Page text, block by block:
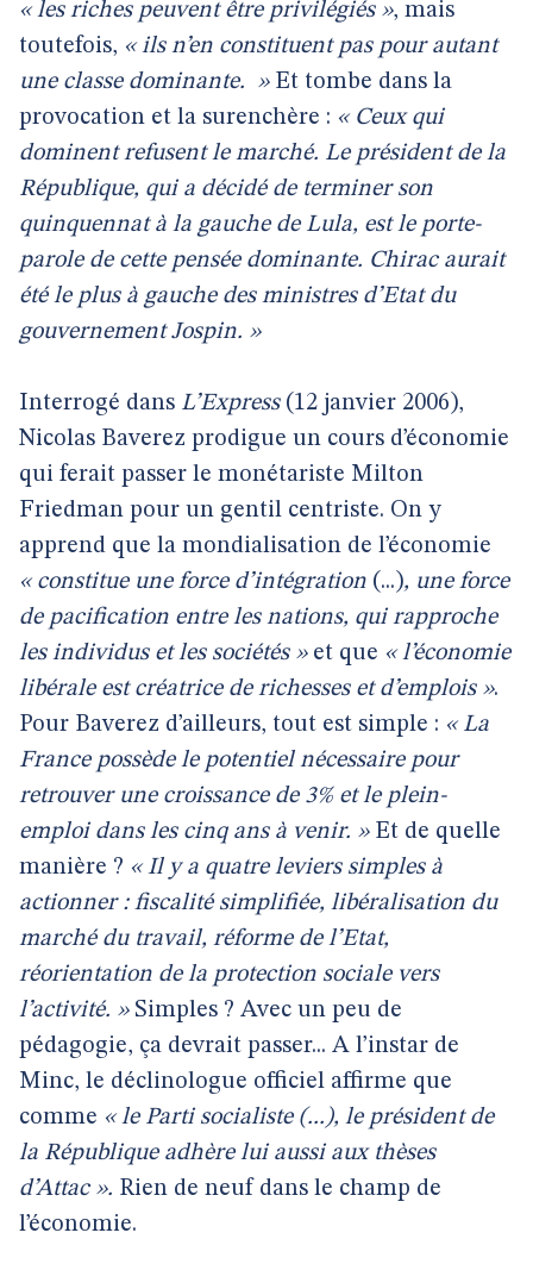
« les riches peuvent être privilégiés », mais
toutefois, « ils n’en constituent pas pour autant
une classe dominante. »Et tombe dans la
provocation et la surenchère : « Ceux qui
dominent refusent le marché. Le président de la
République, qui a décidé de terminer son
quinquennat à la gauche de Lula, est le porte-
parole de cette pensée dominante. Chirac aurait
été le plus à gauche des ministres d’Etat du
gouvernement Jospin. »
Interrogé dans L’Express(12 janvier 2006),
Nicolas Baverez prodigue un cours d’économie
qui ferait passer le monétariste Milton
Friedman pour un gentil centriste. On y
apprend que la mondialisation de l’économie
« constitue une force d’intégration (...), une force
de pacification entre les nations, qui rapproche
les individus et les sociétés » et que « l’économie
libérale est créatrice de richesses et d’emplois ».
Pour Baverez d’ailleurs, tout est simple : « La
France possède le potentiel nécessaire pour
retrouver une croissance de 3% et le plein-
emploi dans les cinq ans à venir. » Et de quelle
manière ? « Il y a quatre leviers simples à
actionner : fiscalité simplifiée, libéralisation du
marché du travail, réforme de l’Etat,
réorientation de la protection sociale vers
l’activité. » Simples ? Avec un peu de
pédagogie, ça devrait passer... A l’instar de
Minc, le déclinologue officiel affirme que
comme « le Parti socialiste (...), le président de
la République adhère lui aussi aux thèses
d’Attac ». Rien de neuf dans le champ de
l’économie.